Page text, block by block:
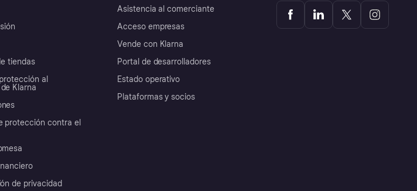
tiendas
al
Klarna
protección contra el
de privacidad
Asistencia al comerciante
Acceso empresas
Vende con Klarna
Portal de desarrolladores
Estado operativo
Plataformas y socios